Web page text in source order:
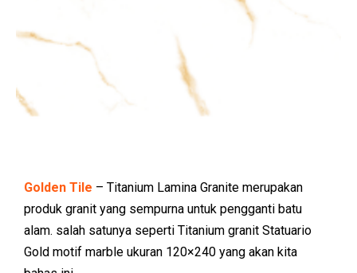
Golden Tile – Titanium Lamina Granite merupakan
produk granit yang sempurna untuk pengganti batu
alam. salah satunya seperti Titanium granit Statuario
Gold motif marble ukuran 120×240 yang akan kita